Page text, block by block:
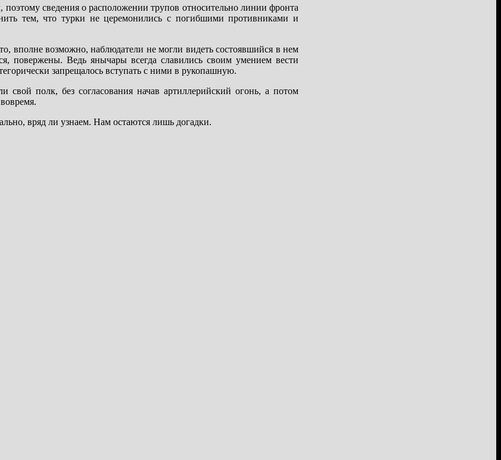
сведения о расположении трупов относительно линии фронта
тем, что турки не церемонились с погибшими противниками и
возможно, наблюдатели не могли видеть состоявшийся в нем
повержены. Ведь янычары всегда славились своим умением вести
запрещалось вступать с ними в рукопашную.
полк, без согласования начав артиллерийский огонь, а потом
вряд ли узнаем. Нам остаются лишь догадки.